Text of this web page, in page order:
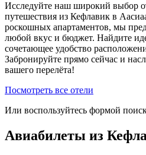
Исследуйте наш широкий выбор
путешествия из Кефлавик в
роскошных апартаментов, мы
любой вкус и бюджет. Найдите
сочетающее удобство
Забронируйте прямо сейчас и
вашего перелёта!
Посмотреть все отели
Или воспользуйтесь формой
Авиабилеты из